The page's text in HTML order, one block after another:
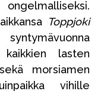
Toppjoki
kaikkien lasten
morsiamen
vihille